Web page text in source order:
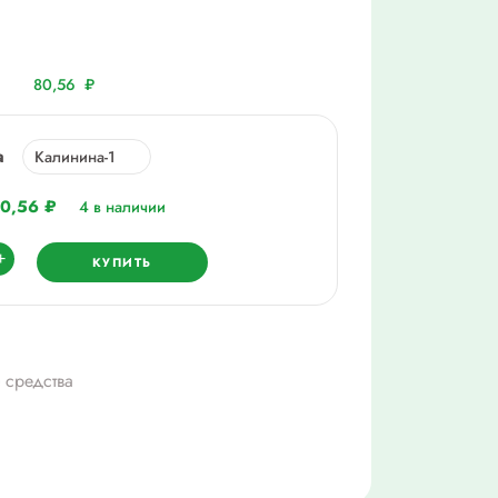
80,56₽
₽ 4 в наличии
КУПИТЬ